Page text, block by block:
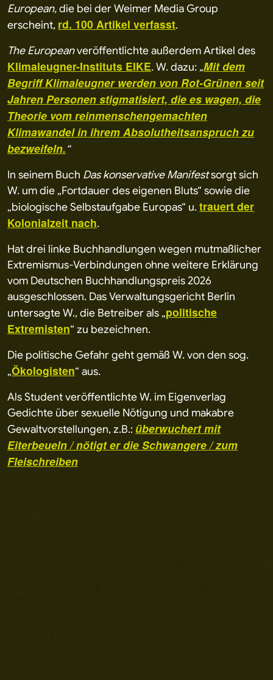
European,die bei der Weimer Media Group
erscheint, rd. 100 Artikel verfasst.
The Europeanveröffentlichte außerdem Artikel des
Klimaleugner-Instituts EIKE. W. dazu: „Mit dem
Begriff Klimaleugner werden von Rot-Grünen seit
Jahren Personen stigmatisiert, die es wagen, die
Theorie vom reinmenschengemachten
Klimawandel in ihrem Absolutheitsanspruch zu
bezweifeln.“
In seinem Buch Das konservative Manifestsorgt sich
W. um die „Fortdauer des eigenen Bluts“ sowie die
„biologische Selbstaufgabe Europas“ u.trauert der
Kolonialzeit nach.
Hat drei linke Buchhandlungen wegen mutmaßlicher
Extremismus-Verbindungen ohne weitere Erklärung
vom Deutschen Buchhandlungspreis 2026
ausgeschlossen. Das Verwaltungsgericht Berlin
untersagte W., die Betreiber als „politische
Extremisten“ zu bezeichnen.
Die politische Gefahr geht gemäß W. von den sog.
„Ökologisten“ aus.
Als Student veröffentlichte W. im Eigenverlag
Gedichte über sexuelle Nötigung und makabre
Gewaltvorstellungen, z.B.: überwuchert mit
Eiterbeueln / nötigt er die Schwangere / zum
Fleischreiben